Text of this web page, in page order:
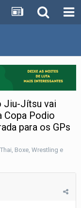
Jiu-Jítsu vai
Copa Podio
para os GPs
Boxe, Wrestling e